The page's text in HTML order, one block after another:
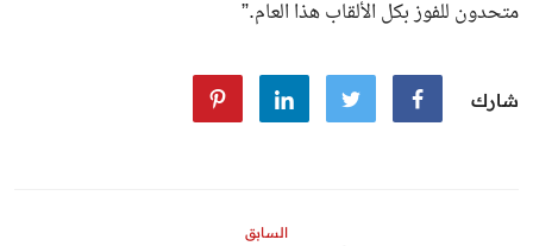
متحدون للفوز بكل الألقاب هذا العام.”
شارك
السابق